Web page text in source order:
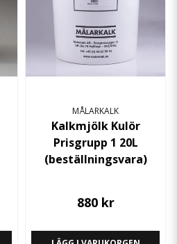
MÅLARKALK
Kalkmjölk Kulör
Prisgrupp 1 20L
(beställningsvara)
880 kr